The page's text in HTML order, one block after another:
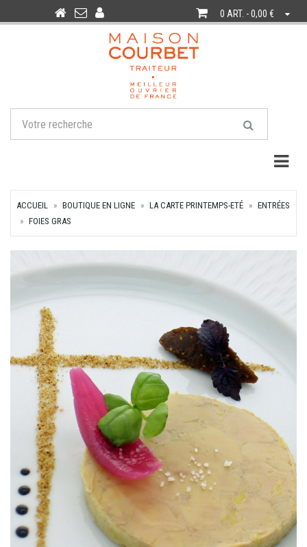
0 ART. - 0,00 €
ACCUEIL BOUTIQUE EN LIGNE LA CARTE PRINTEMPS-ETÉ
ENTRÉES
FOIES GRAS